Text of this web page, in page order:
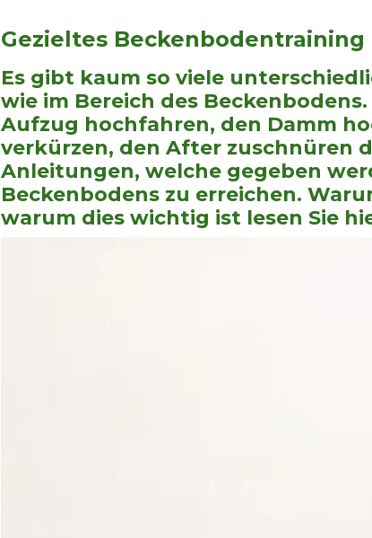
Gezieltes Beckenbodentraining
Es gibt kaum so viele
wie im Bereich des
Aufzug hochfahren, den Damm
verkürzen, den After zuschnüren
Anleitungen, welche gegeben
Beckenbodens zu erreichen.
warum dies wichtig ist lesen Sie